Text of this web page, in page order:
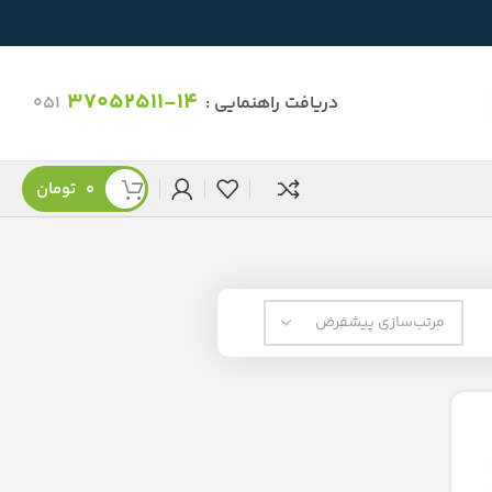
دریافت راهنمایی : 37052511-14
051
0 تومان